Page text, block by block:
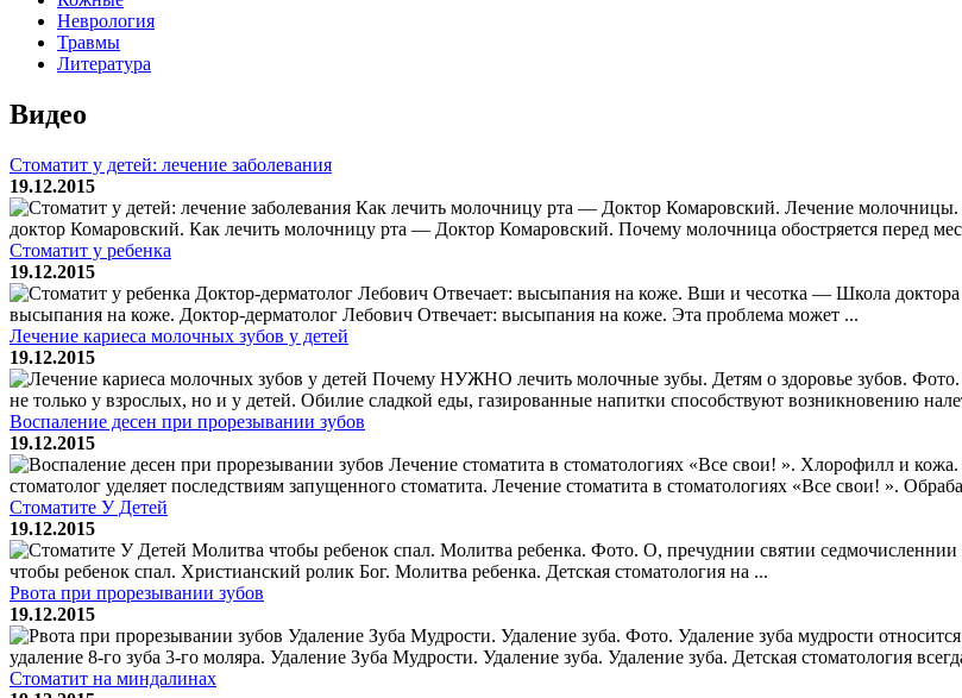
Неврология
Травмы
Литература
Видео
Стоматит у детей: лечение заболевания
19.12.2015
Как лечить молочницу рта — Доктор Комаровский. Лечение молочницы.
доктор Комаровский. Как лечить молочницу рта — Доктор Комаровский. Почему молочница обостряется перед
Стоматит у ребенка
19.12.2015
Доктор-дерматолог Лебович Отвечает: высыпания на коже. Вши и чесотка — Школа
высыпания на коже. Доктор-дерматолог Лебович Отвечает: высыпания на коже. Эта проблема может ...
Лечение кариеса молочных зубов у детей
19.12.2015
Почему НУЖНО лечить молочные зубы. Детям о здоровье зубов. Фото.
не только у взрослых, но и у детей. Обилие сладкой еды, газированные напитки способствуют возникновению
Воспаление десен при прорезывании зубов
19.12.2015
Лечение стоматита в стоматологиях «Все свои! ». Хлорофилл и
стоматолог уделяет последствиям запущенного стоматита. Лечение стоматита в стоматологиях «Все свои! ».
Стоматите У Детей
19.12.2015
Молитва чтобы ребенок спал. Молитва ребенка. Фото. О, пречуднии святии
чтобы ребенок спал. Христианский ролик Бог. Молитва ребенка. Детская стоматология на ...
Рвота при прорезывании зубов
19.12.2015
Удаление Зуба Мудрости. Удаление зуба. Фото. Удаление зуба мудрости
удаление 8-го зуба 3-го моляра. Удаление Зуба Мудрости. Удаление зуба. Удаление зуба. Детская стоматология
Стоматит на миндалинах